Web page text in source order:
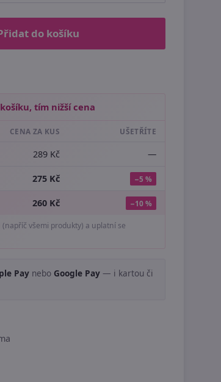
do košíku
tím nižší cena
CENA ZA KUS UŠETŘÍTE
289 Kč —
275 Kč −5 %
260 Kč −10 %
všemi produkty) a uplatní se
Pay nebo Google Pay — i kartou či